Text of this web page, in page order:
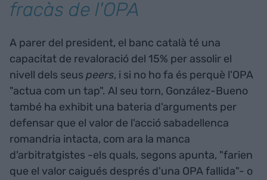
fracàs de l'OPA
A parer del president, el banc català té una
capacitat de revaloració del 15% per assolir el
nivell dels seuspeers, i si no ho fa és perquè l'OPA
"actua com un tap". Al seu torn, González-Bueno
també ha exhibit una bateria d'arguments per
defensar que el valor de l'acció sabadellenca
romandria intacta, com ara la manca
d'arbitratgistes -els quals, segons apunta, "farien
que el valor caigués després d'una OPA fallida"- o